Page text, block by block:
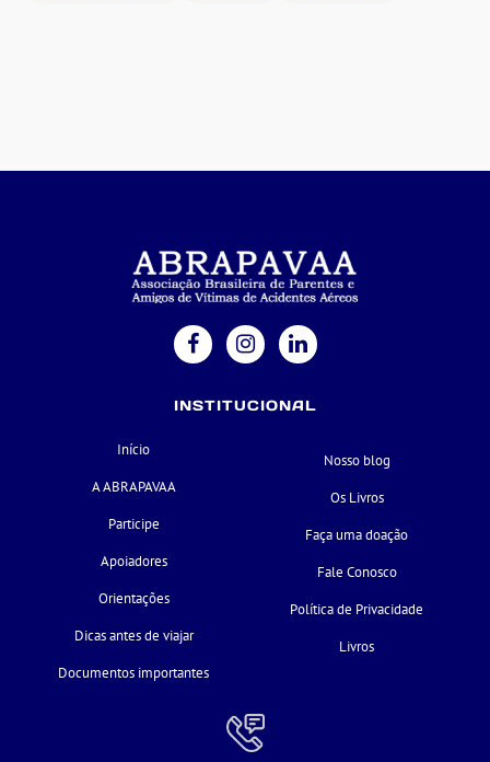
INSTITUCIONAL
Início
A ABRAPAVAA
Participe
Apoiadores
Orientações
Dicas antes de viajar
Documentos importantes
Nosso blog
Os Livros
Faça uma doação
Fale Conosco
Política de Privacidade
Livros